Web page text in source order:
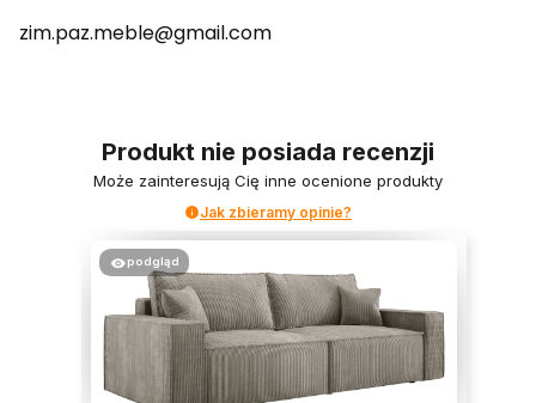
zim.paz.meble@gmail.com
Produkt nie posiada recenzji
Może zainteresują Cię inne ocenione produkty
Jak zbieramy opinie?
podgląd